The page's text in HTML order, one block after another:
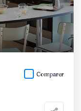
Comparer